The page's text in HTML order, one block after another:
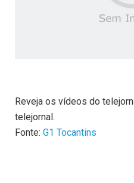
Reveja os vídeos do
telejornal.
Fonte: G1 Tocantins